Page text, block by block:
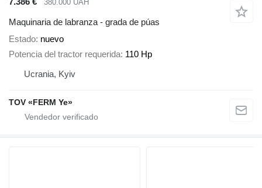
380.000 UAH
Maquinaria de labranza - grada de púas
Estado nuevo
Potencia del tractor requerida 110 Hp
Ucrania, Kyiv
TOV «FERM Ye»